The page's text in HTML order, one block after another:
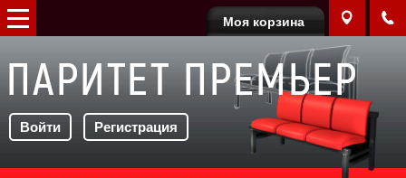
Войти Регистрация
Моя корзина